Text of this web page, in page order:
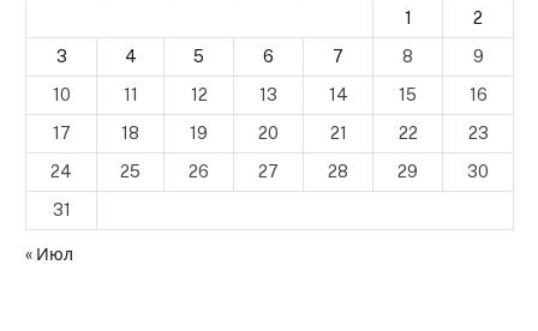
1
2
3
4 5 6 7 8
9
10
11 12 13 14 15
16
17
18 19 20 21 22
23
24
25 26 27 28 29
30
31
« Июл